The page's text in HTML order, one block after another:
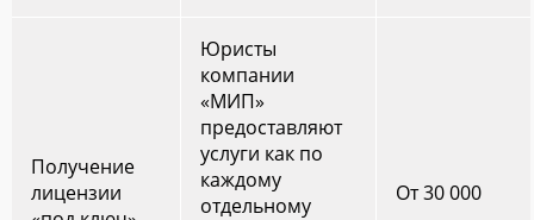
Получение
лицензии
Юристы
компании
«МИП»
предоставляют
услуги как по
каждому
отдельному
От 30 000